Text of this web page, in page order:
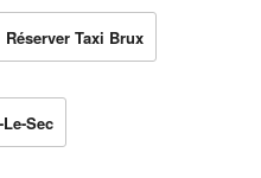
Réserver Taxi Brux
Sec